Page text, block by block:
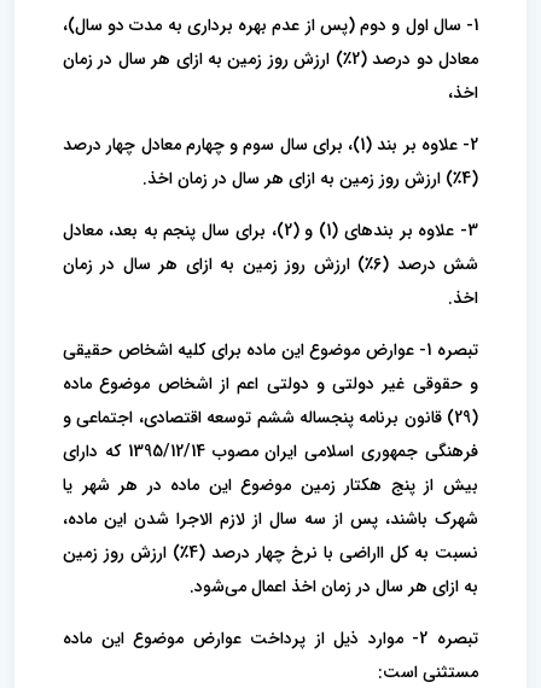
1- سال اول و دوم (پس از عدم بهره برداری به مدت دو سال)،
معادل دو درصد (2٪) ارزش روز زمین به ازای هر سال در زمان
اخذ،
2- علاوه بر بند (1)، برای سال سوم و چهارم معادل چهار درصد
(4٪) ارزش روز زمین به ازای هر سال در زمان اخذ.
3- علاوه بر بندهای (1) و (2)، برای سال پنجم به بعد، معادل
شش درصد (6٪) ارزش روز زمین به ازای هر سال در زمان
اخذ.
تبصره 1- عوارض موضوع این ماده برای کلیه اشخاص حقیقی
و حقوقی غیر دولتی و دولتی اعم از اشخاص موضوع ماده
(29) قانون برنامه پنجساله ششم توسعه اقتصادی، اجتماعی و
فرهنگی جمهوری اسلامی ایران مصوب 1395/12/14 که دارای
بیش از پنج هکتار زمین موضوع این ماده در هر شهر یا
شهرک باشند، پس از سه سال از لازم الاجرا شدن این ماده،
نسبت به کل ااراضی با نرخ چهار درصد (4٪) ارزش روز زمین
به ازای هر سال در زمان اخذ اعمال می‌شود.
تبصره 2- موارد ذیل از پرداخت عوارض موضوع این ماده
مستثنی است: